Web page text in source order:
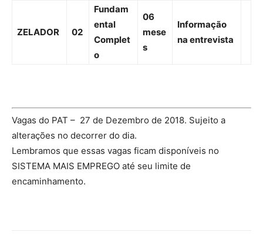
ZELADOR 02
Fundam
ental
Complet
o
06
mese
s
Informação
na entrevista
Vagas do PAT – 27 de Dezembro de 2018. Sujeito a
alterações no decorrer do dia.
Lembramos que essas vagas ficam disponíveis no
SISTEMA MAIS EMPREGO até seu limite de
encaminhamento.